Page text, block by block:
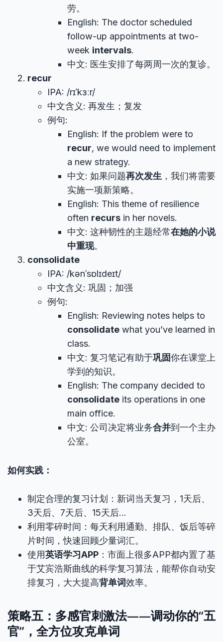
劳。
English: The doctor scheduled
follow-up appointments at two-
week intervals.
中文: 医生安排了每两周一次的复诊。
recur
IPA: /rɪˈkɜːr/
中文含义: 再发生；复发
例句:
English: If the problem were to
recur, we would need to implement
a new strategy.
中文: 如果问题再次发生 ，我们将需要
实施一项新策略。
English: This theme of resilience
often recurs in her novels.
中文: 这种韧性的主题经常在她的小说
中重现。
consolidate
IPA: /kənˈsɒlɪdeɪt/
中文含义: 巩固；加强
例句:
English: Reviewing notes helps to
consolidate what you’ve learned in
class.
中文: 复习笔记有助于巩固你在课堂上
学到的知识。
English: The company decided to
consolidate its operations in one
main office.
中文: 公司决定将业务合并到一个主办
公室。
如何实践：
制定合理的复习计划：新词当天复习，1天后、
3天后、7天后、15天后…
利用零碎时间：每天利用通勤、排队、饭后等碎
片时间，快速回顾少量词汇。
使用英语学习APP ：市面上很多APP都内置了基
于艾宾浩斯曲线的科学复习算法，能帮你自动安
排复习，大大提高背单词效率。
策略五：多感官刺激法——调动你的“五
官”，全方位攻克单词